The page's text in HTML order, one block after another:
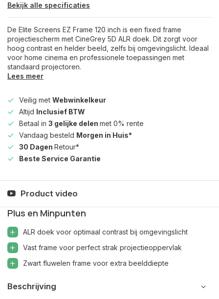
Bekijk alle specificaties
De Elite Screens EZ Frame 120 inch is een fixed frame
projectiescherm met CineGrey 5D ALR doek. Dit zorgt voor
hoog contrast en helder beeld, zelfs bij omgevingslicht. Ideaal
voor home cinema en professionele toepassingen met
standaard projectoren.
Lees meer
Veilig met Webwinkelkeur
Altijd Inclusief BTW
Betaal in 3 gelijke delen met 0% rente
Vandaag besteld Morgen in Huis*
30 Dagen Retour*
Beste Service Garantie
Product video
Plus en Minpunten
ALR doek voor optimaal contrast bij omgevingslicht
Vast frame voor perfect strak projectieoppervlak
Zwart fluwelen frame voor extra beelddiepte
Beschrijving